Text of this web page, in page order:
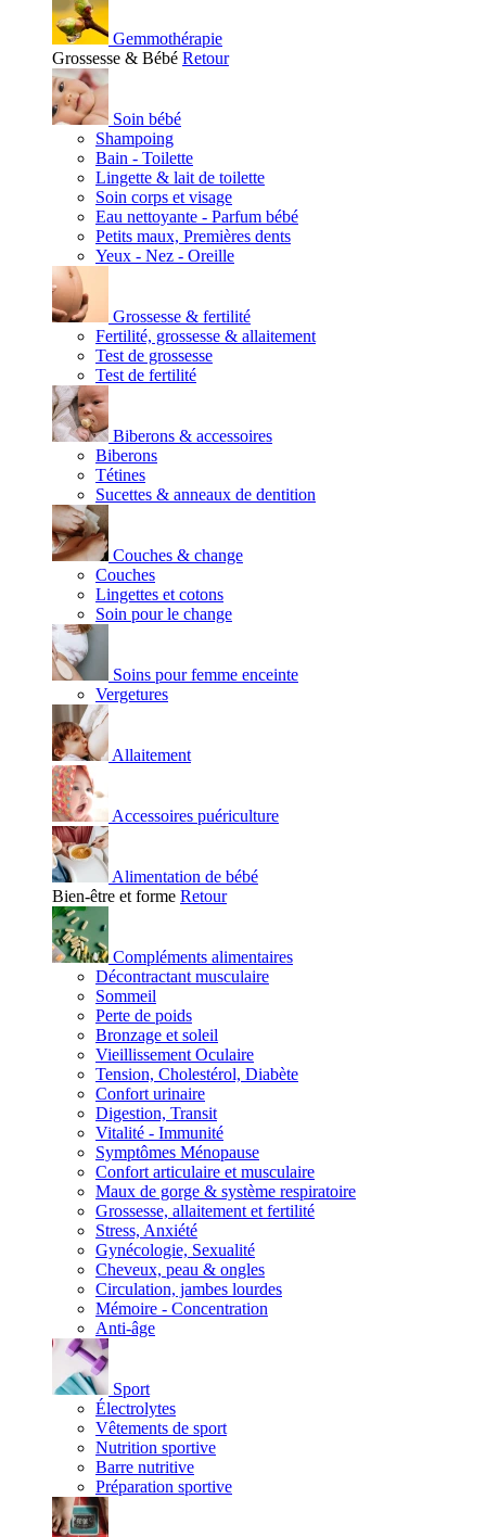
Gemmothérapie
Grossesse & Bébé Retour
Soin bébé
Shampoing
Bain - Toilette
Lingette & lait de toilette
Soin corps et visage
Eau nettoyante - Parfum bébé
Petits maux, Premières dents
Yeux - Nez - Oreille
Grossesse & fertilité
Fertilité, grossesse & allaitement
Test de grossesse
Test de fertilité
Biberons & accessoires
Biberons
Tétines
Sucettes & anneaux de dentition
Couches & change
Couches
Lingettes et cotons
Soin pour le change
Soins pour femme enceinte
Vergetures
Allaitement
Accessoires puériculture
Alimentation de bébé
Bien-être et forme Retour
Compléments alimentaires
Décontractant musculaire
Sommeil
Perte de poids
Bronzage et soleil
Vieillissement Oculaire
Tension, Cholestérol, Diabète
Confort urinaire
Digestion, Transit
Vitalité - Immunité
Symptômes Ménopause
Confort articulaire et musculaire
Maux de gorge & système respiratoire
Grossesse, allaitement et fertilité
Stress, Anxiété
Gynécologie, Sexualité
Cheveux, peau & ongles
Circulation, jambes lourdes
Mémoire - Concentration
Anti-âge
Sport
Électrolytes
Vêtements de sport
Nutrition sportive
Barre nutritive
Préparation sportive